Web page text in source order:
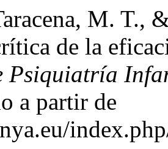
M. T.,
de la
Psiquiatría
a partir de